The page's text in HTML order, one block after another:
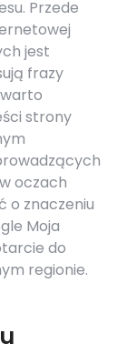
Przede
jest
frazy
strony
oczach
o znaczeniu
Moja
do
regionie.